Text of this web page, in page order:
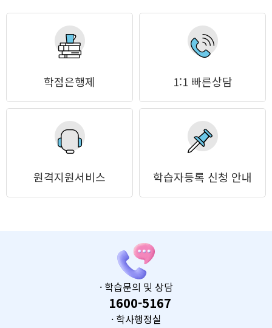
학점은행제 1:1 빠른상담
원격지원서비스 학습자등록 신청 안내
· 학습문의 및 상담
1600-5167
· 학사행정실